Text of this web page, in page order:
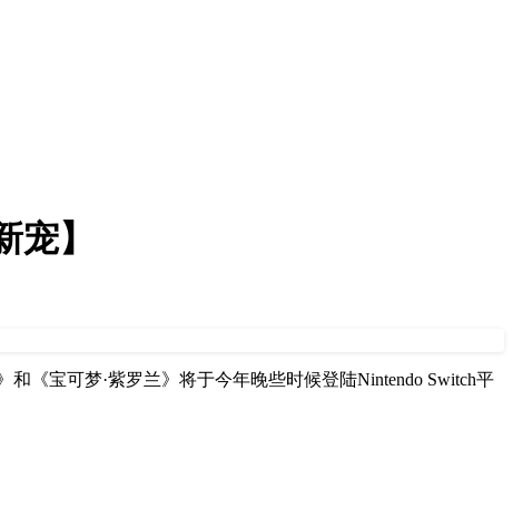
】
和《宝可梦·紫罗兰》将于今年晚些时候登陆Nintendo Switch平